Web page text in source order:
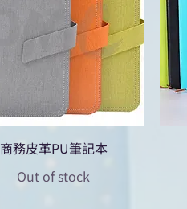
商務皮革PU筆記本
Out of stock